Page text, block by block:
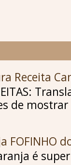
Receita
de mostrar
FOFINHO
é